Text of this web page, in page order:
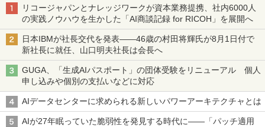
リコージャパンとナレッジワークが資本業務提携、社内6000人
の実践ノウハウを生かした「AI商談記録 for RICOH」を展開へ
日本IBMが社長交代を発表――46歳の村田将輝氏が8月1日付で
新社長に就任、山口明夫社長は会長へ
GUGA、「生成AIパスポート」の団体受験をリニューアル 個人
申し込みや個別の支払いなどに対応
AIデータセンターに求められる新しいパワーアーキテクチャとは
AIが27年眠っていた脆弱性を発見する時代に――「パッチ適用